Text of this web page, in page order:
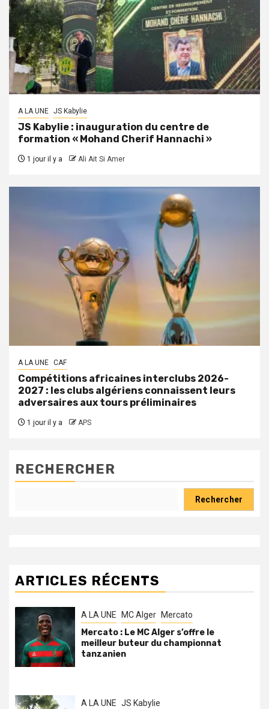
A LA UNE JS Kabylie
JS Kabylie : inauguration du centre de
formation « Mohand Cherif Hannachi »
1 jour il y a Ali Ait Si Amer
A LA UNE CAF
Compétitions africaines interclubs 2026-
2027 : les clubs algériens connaissent leurs
adversaires aux tours préliminaires
1 jour il y a APS
RECHERCHER
Rechercher
ARTICLES RÉCENTS
A LA UNE MC Alger Mercato
Mercato : Le MC Alger s’offre le
meilleur buteur du championnat
tanzanien
A LA UNE JS Kabylie